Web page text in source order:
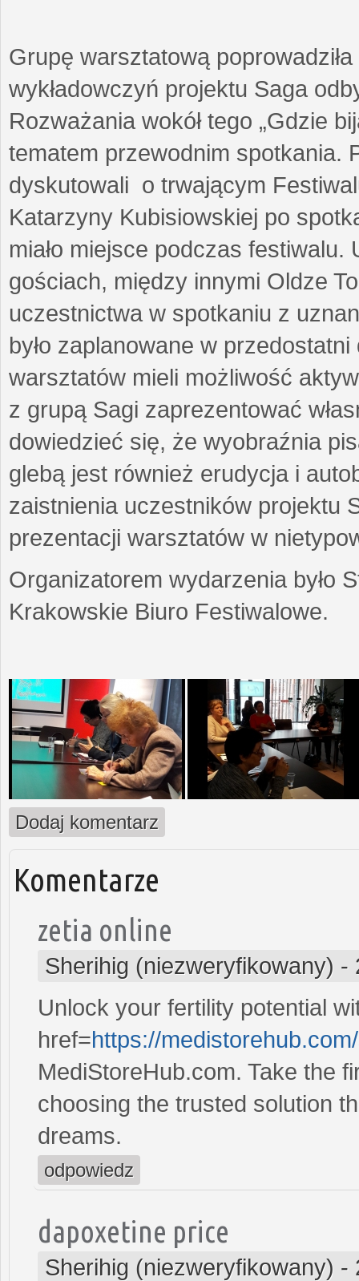
Grupę warsztatową
wykładowczyń projektu Saga
Rozważania wokół tego „Gdzie
tematem przewodnim spotkania.
dyskutowali o trwającym
Katarzyny Kubisiowskiej po
miało miejsce podczas
gościach, między innymi Oldze
uczestnictwa w spotkaniu z
było zaplanowane w
warsztatów mieli możliwość
z grupą Sagi zaprezentować
dowiedzieć się, że wyobraźnia
glebą jest również erudycja i
zaistnienia uczestników projektu
prezentacji warsztatów w
Organizatorem wydarzenia było
Krakowskie Biuro Festiwalowe.
Dodaj komentarz
Komentarze
zetia online
Sherihig (niezweryfikowany) -
Unlock your fertility potential
href=https://
MediStoreHub.com. Take the
choosing the trusted solution
dreams.
odpowiedz
dapoxetine price
Sherihig (niezweryfikowany) -